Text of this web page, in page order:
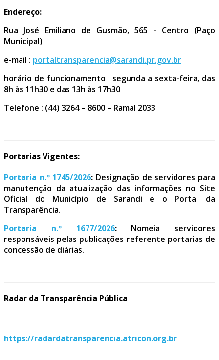
Endereço:
Rua José Emiliano de Gusmão, 565 - Centro (Paço
Municipal)
e-mail : portaltransparencia@sarandi.pr.gov.br
horário de funcionamento : segunda a sexta-feira, das
8h às 11h30 e das 13h às 17h30
Telefone : (44) 3264 – 8600 – Ramal 2033
Portarias Vigentes:
Portaria n.º 1745/2026: Designação de servidores para
manutenção da atualização das informações no Site
Oficial do Município de Sarandi e o Portal da
Transparência.
Portaria n.º 1677/2026: Nomeia servidores
responsáveis pelas publicações referente portarias de
concessão de diárias.
Radar da Transparência Pública
https://radardatransparencia.atricon.org.br